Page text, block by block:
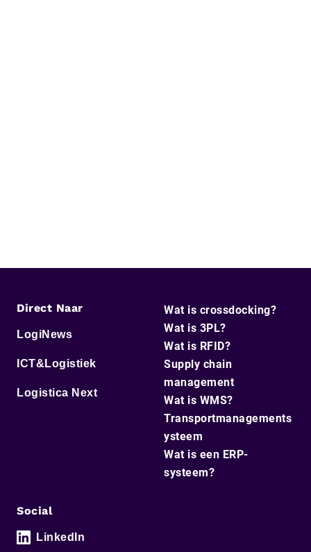
Direct Naar
LogiNews
ICT&Logistiek
Logistica Next
Wat is crossdocking?
Wat is 3PL?
Wat is RFID?
Supply chain
management
Wat is WMS?
Transportmanagements
ysteem
Wat is een ERP-
systeem?
Social
LinkedIn